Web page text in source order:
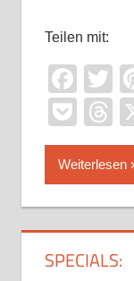
Teilen mit:
Weiterlesen
SPECIALS: